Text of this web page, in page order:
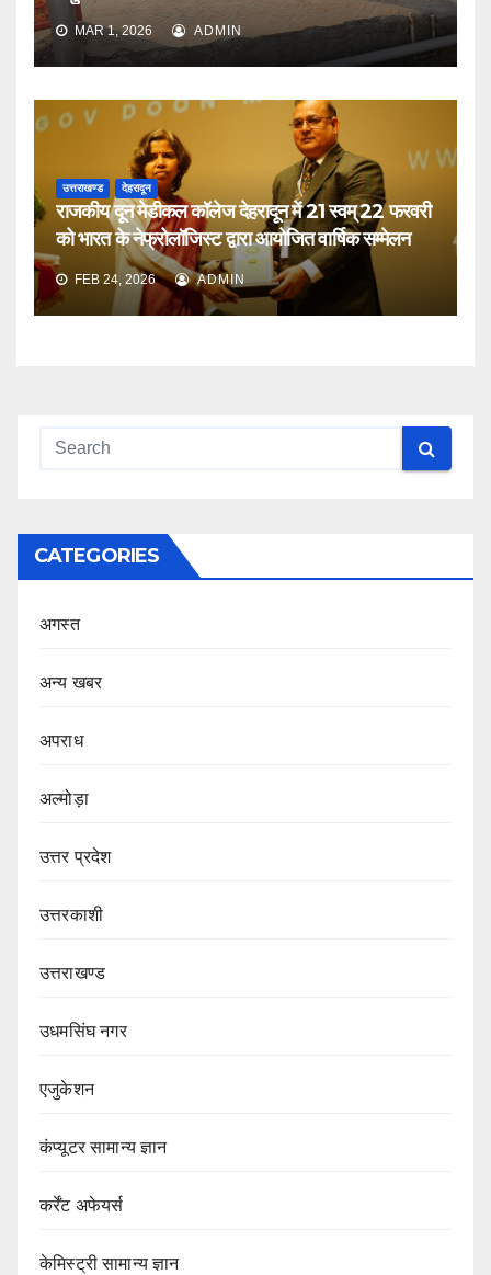
MAR 1, 2026 ADMIN
उत्तराखण्ड देहरादून
राजकीय दून मेडीकल कॉलेज देहरादून में 21 स्वम् 22 फरवरी
को भारत के नेफ्रोलॉजिस्ट द्वारा आयोजित वार्षिक सम्मेलन
FEB 24, 2026 ADMIN
CATEGORIES
अगस्त
अन्य खबर
अपराध
अल्मोड़ा
उत्तर प्रदेश
उत्तरकाशी
उत्तराखण्ड
उधमसिंघ नगर
एजुकेशन
कंप्यूटर सामान्य ज्ञान
कर्रेंट अफेयर्स
केमिस्ट्री सामान्य ज्ञान